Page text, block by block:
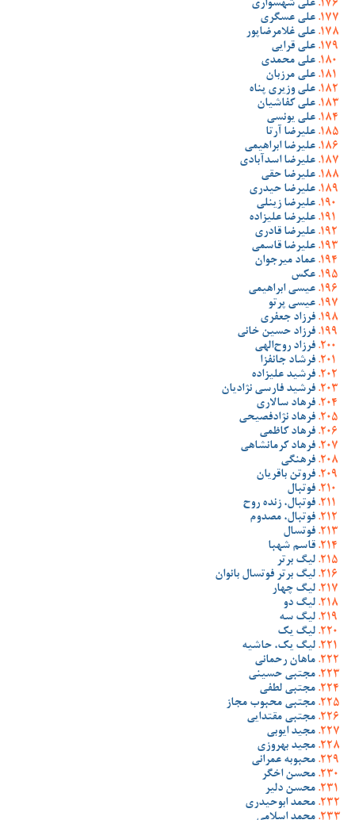
علی شهسواری
علی عسگری
علی غلامرضاپور
علی قرایی
علی محمدی
علی مرزبان
علی وزیری پناه
علی کفاشیان
علی یونسی
علیرضا آرتا
علیرضا ابراهیمی
علیرضا اسدآبادی
علیرضا حقی
علیرضا حیدری
علیرضا زینلی
علیرضا علیزاده
علیرضا قادری
علیرضا قاسمی
عماد میرجوان
عکس
عیسی ابراهیمی
عیسی پرتو
فرزاد جعفری
فرزاد حسین خانی
فرزاد روح‌الهی
فرشاد جانفزا
فرشید علیزاده
فرشید فارسی نژادیان
فرهاد سالاری
فرهاد نژادفصیحی
فرهاد کاظمی
فرهاد کرمانشاهی
فرهنگی
فروتن باقریان
فوتبال
فوتبال، زنده روح
فوتبال، مصدوم
فوتسال
قاسم شهبا
لیگ برتر
لیگ برتر فوتسال بانوان
لیگ چهار
لیگ دو
لیگ سه
لیگ یک
لیگ یک، حاشیه
ماهان رحمانی
مجتبی حسینی
مجتبی لطفی
مجتبی محبوب مجاز
مجتبی مقتدایی
مجید ایوبی
مجید بهروزی
محبوبه عمرانی
محسن اخگر
محسن دلیر
محمد ابوحیدری